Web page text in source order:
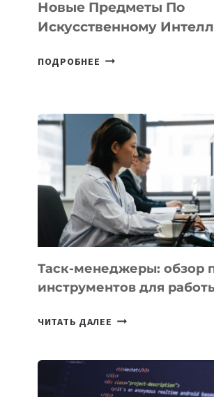
Новые Предметы По
Искусственному
ПОДРОБНЕЕ В
НОВЫЕ
ПРЕДМЕТЫ
ПО
ИСКУССТВЕННОМУ
ИНТЕЛЛЕКТУ
Таск-менеджеры: обзор
инструментов для
ЧИТАТЬ ДАЛЕЕ ТАСК-
ПОЛЕЗНЫХ
ИНСТРУМЕНТОВ